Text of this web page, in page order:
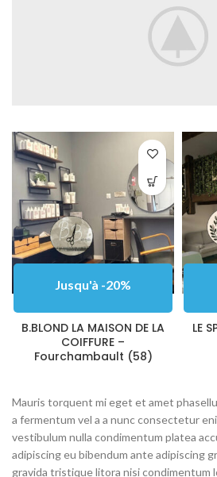
Jusqu'à -20%
B.BLOND LA MAISON DE LA
COIFFURE –
Fourchambault (58)
LE
Mauris torquent mi eget et amet
a fermentum vel a a nunc consectetur
vestibulum nulla condimentum platea
adipiscing eu bibendum ante adipiscing
gravida tristique litora nisi condimentum